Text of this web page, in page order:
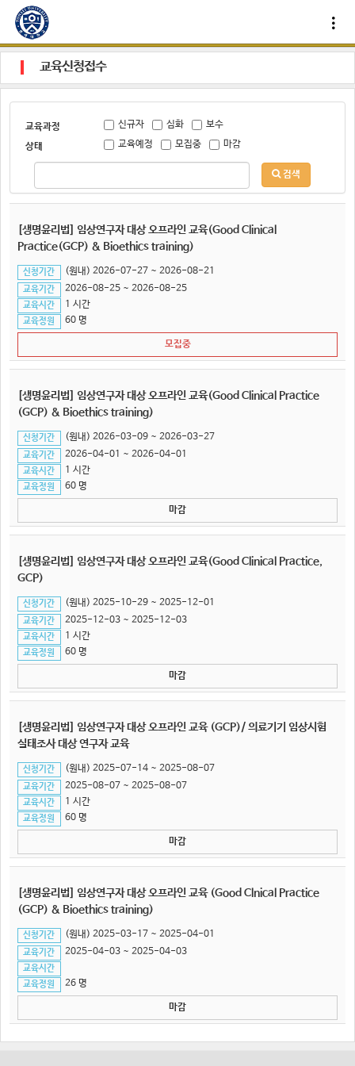
교육신청접수
교육과정 신규자 심화 보수
상태 교육예정 모집중 마감
검색
[생명윤리법] 임상연구자 대상 오프라인 교육(Good Clinical
Practice(GCP) & Bioethics training)
신청기간 (원내) 2026-07-27 ~ 2026-08-21
교육기간 2026-08-25 ~ 2026-08-25
교육시간 1 시간
교육정원 60 명
모집중
[생명윤리법] 임상연구자 대상 오프라인 교육(Good Clinical Practice
(GCP) & Bioethics training)
신청기간 (원내) 2026-03-09 ~ 2026-03-27
교육기간 2026-04-01 ~ 2026-04-01
교육시간 1 시간
교육정원 60 명
마감
[생명윤리법] 임상연구자 대상 오프라인 교육(Good Clinical Practice,
GCP)
신청기간 (원내) 2025-10-29 ~ 2025-12-01
교육기간 2025-12-03 ~ 2025-12-03
교육시간 1 시간
교육정원 60 명
마감
[생명윤리법] 임상연구자 대상 오프라인 교육 (GCP)/ 의료기기 임상시험
실태조사 대상 연구자 교육
신청기간 (원내) 2025-07-14 ~ 2025-08-07
교육기간 2025-08-07 ~ 2025-08-07
교육시간 1 시간
교육정원 60 명
마감
[생명윤리법] 임상연구자 대상 오프라인 교육 (Good Clnical Practice
(GCP) & Bioethics training)
신청기간 (원내) 2025-03-17 ~ 2025-04-01
교육기간 2025-04-03 ~ 2025-04-03
교육시간
교육정원
26 명
마감